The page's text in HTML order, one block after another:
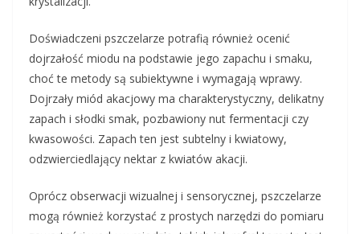
Doświadczeni pszczelarze potrafią również ocenić
dojrzałość miodu na podstawie jego zapachu i smaku,
choć te metody są subiektywne i wymagają wprawy.
Dojrzały miód akacjowy ma charakterystyczny, delikatny
zapach i słodki smak, pozbawiony nut fermentacji czy
kwasowości. Zapach ten jest subtelny i kwiatowy,
odzwierciedlający nektar z kwiatów akacji.
Oprócz obserwacji wizualnej i sensorycznej, pszczelarze
mogą również korzystać z prostych narzędzi do pomiaru